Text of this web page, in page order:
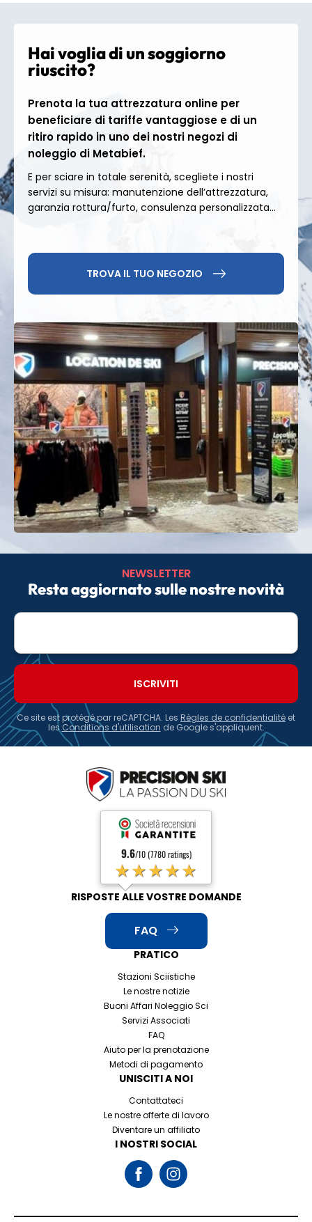
(intermedio/progressivo) e BioPark (avanzato).
perfezionare i vostri trick!
Paradiso dello sci nordico
Métabief vanta anche64 km di piste da sci di
fondo, 18 km di sentieri per ciaspole ed escursioni
con le slitte trainate da cani
esplorare le montagne del Giura in modo diverso!
Facile accesso
da Lione o Ginevra
ideale per un weekend sugli sci senza lunghi
spostamenti. Perfetto per una fuga con la famiglia
Pronti a scoprire lo sci nel Giura? Prenotate il
vostro noleggio sci a Métabief con Sandona
Sport
e godetevi tariffe competitive, attrezzatura
di qualità e un caloroso benvenuto!
Hai voglia di un soggiorno
riuscito?
Prenota la tua attrezzatura online per
beneficiare di tariffe vantaggiose e di un
ritiro rapido in uno dei nostri negozi di
noleggio di Metabief.
E per sciare in totale serenità, scegliete i nostri
servizi su misura: manutenzione dell’attrezzatura,
garanzia rottura/furto, consulenza personalizzata...
TROVA IL TUO NEGOZIO
NEWSLETTER
Resta aggiornato sulle nostre novità
E-
Ce site est protégé par reCAPTCHA. Les Règles de confidentialité et
les Conditions d'utilisation de Google s'appliquent.
9.6/10 (7780 ratings)
★★★★★
PRATICO
Stazioni Sciistiche
Le nostre notizie
Buoni Affari Noleggio Sci
Servizi Associati
FAQ
Aiuto per la prenotazione
Metodi di pagamento
UNISCITI A NOI
Contattateci
Le nostre offerte di lavoro
Diventare un affiliato
I NOSTRI SOCIAL
RISPOSTE ALLE VOSTRE DOMANDE
FAQ